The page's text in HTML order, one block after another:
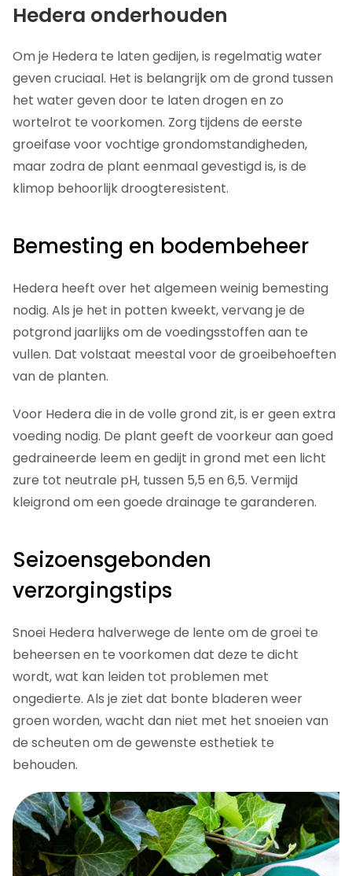
Hedera onderhouden
Om je Hedera te laten gedijen, is regelmatig water
geven cruciaal. Het is belangrijk om de grond tussen
het water geven door te laten drogen en zo
wortelrot te voorkomen. Zorg tijdens de eerste
groeifase voor vochtige grondomstandigheden,
maar zodra de plant eenmaal gevestigd is, is de
klimop behoorlijk droogteresistent.
Bemesting en bodembeheer
Hedera heeft over het algemeen weinig bemesting
nodig. Als je het in potten kweekt, vervang je de
potgrond jaarlijks om de voedingsstoffen aan te
vullen. Dat volstaat meestal voor de groeibehoeften
van de planten.
Voor Hedera die in de volle grond zit, is er geen extra
voeding nodig. De plant geeft de voorkeur aan goed
gedraineerde leem en gedijt in grond met een licht
zure tot neutrale pH, tussen 5,5 en 6,5. Vermijd
kleigrond om een goede drainage te garanderen.
Seizoensgebonden
verzorgingstips
Snoei Hedera halverwege de lente om de groei te
beheersen en te voorkomen dat deze te dicht
wordt, wat kan leiden tot problemen met
ongedierte. Als je ziet dat bonte bladeren weer
groen worden, wacht dan niet met het snoeien van
de scheuten om de gewenste esthetiek te
behouden.